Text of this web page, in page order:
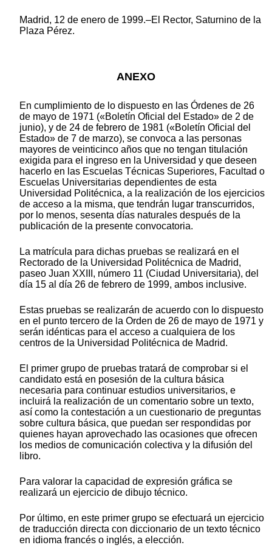
Madrid, 12 de enero de 1999.‒El Rector, Saturnino de la
Plaza Pérez.
ANEXO
En cumplimiento de lo dispuesto en las Órdenes de 26
de mayo de 1971 («Boletín Oficial del Estado» de 2 de
junio), y de 24 de febrero de 1981 («Boletín Oficial del
Estado» de 7 de marzo), se convoca a las personas
mayores de veinticinco años que no tengan titulación
exigida para el ingreso en la Universidad y que deseen
hacerlo en las Escuelas Técnicas Superiores, Facultad o
Escuelas Universitarias dependientes de esta
Universidad Politécnica, a la realización de los ejercicios
de acceso a la misma, que tendrán lugar transcurridos,
por lo menos, sesenta días naturales después de la
publicación de la presente convocatoria.
La matrícula para dichas pruebas se realizará en el
Rectorado de la Universidad Politécnica de Madrid,
paseo Juan XXIII, número 11 (Ciudad Universitaria), del
día 15 al día 26 de febrero de 1999, ambos inclusive.
Estas pruebas se realizarán de acuerdo con lo dispuesto
en el punto tercero de la Orden de 26 de mayo de 1971 y
serán idénticas para el acceso a cualquiera de los
centros de la Universidad Politécnica de Madrid.
El primer grupo de pruebas tratará de comprobar si el
candidato está en posesión de la cultura básica
necesaria para continuar estudios universitarios, e
incluirá la realización de un comentario sobre un texto,
así como la contestación a un cuestionario de preguntas
sobre cultura básica, que puedan ser respondidas por
quienes hayan aprovechado las ocasiones que ofrecen
los medios de comunicación colectiva y la difusión del
libro.
Para valorar la capacidad de expresión gráfica se
realizará un ejercicio de dibujo técnico.
Por último, en este primer grupo se efectuará un ejercicio
de traducción directa con diccionario de un texto técnico
en idioma francés o inglés, a elección.